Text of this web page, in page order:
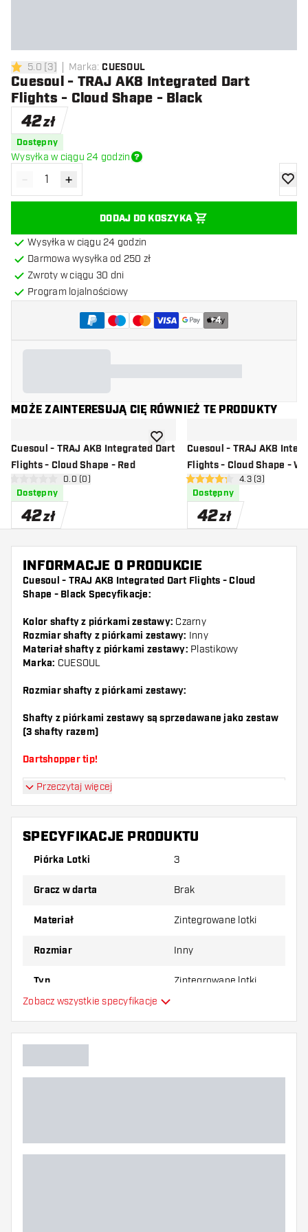
5 gwiazdki oceny
5.0 [3] Marka: CUESOUL
Cuesoul - TRAJ AK8 Integrated Dart
Flights - Cloud Shape - Black
42zł
Dostępny
Wysyłka w ciągu 24 godzin
Zmniejsz ilość
- Zwiększ ilość
+
DODAJ DO KOSZYKA
Wysyłka w ciągu 24 godzin
Darmowa wysyłka od 250 zł
Zwroty w ciągu 30 dni
Program lojalnościowy
+4
MOŻE ZAINTERESUJĄ CIĘ RÓWNIEŻ TE PRODUKTY
Cuesoul - TRAJ AK8 Integrated Dart
Flights - Cloud Shape - Red
otwórz panel recenzji
0 gwiazdki oceny0.0 (0)
Dostępny
42zł
dodaj do listy życzeń
Cuesoul - TRAJ AK8
Flights - Cloud Shape -
otwórz panel
4.3 gwiazdki oceny
4.3 (3)
Dostępny
42zł
INFORMACJE O PRODUKCIE
Cuesoul - TRAJ AK8 Integrated Dart Flights - Cloud
Shape - Black Specyfikacje:
Kolor shafty z piórkami zestawy: Czarny
Rozmiar shafty z piórkami zestawy: Inny
Materiał shafty z piórkami zestawy: Plastikowy
Marka: CUESOUL
Rozmiar shafty z piórkami zestawy:
Shafty z piórkami zestawy są sprzedawane jako zestaw
(3 shafty razem)
Dartshopper tip!
shaftów. Mogą one zostać uszkodzone lub
złamane w wyniku użytkowania.
piórek, aby dowiedzieć się, który wariant
Przeczytaj więcej
SPECYFIKACJE PRODUKTU
Piórka Lotki 3
Gracz w darta Brak
Materiał Zintegrowane lotki
Rozmiar Inny
Typ Zintegrowane lotki
Główny kolor
Zobacz wszystkie specyfikacje